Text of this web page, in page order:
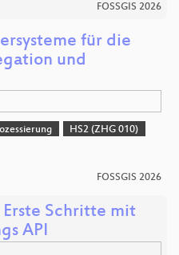
FOSSGIS 2026
für die
und
HS2 (ZHG 010)
FOSSGIS 2026
Erste Schritte mit
API